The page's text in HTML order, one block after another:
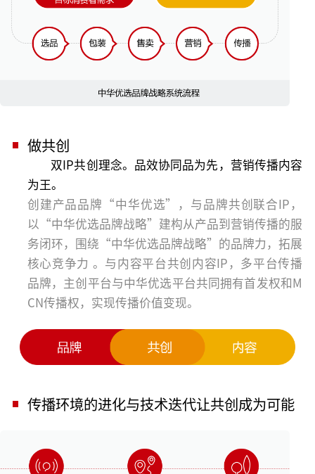
做共创
双IP共创理念。品效协同品为先，营销传播内容
为王。
创建产品品牌“中华优选”，与品牌共创联合IP，
以“中华优选品牌战略”建构从产品到营销传播的服
务闭环，围绕“中华优选品牌战略”的品牌力，拓展
核心竞争力 。与内容平台共创内容IP，多平台传播
品牌，主创平台与中华优选平台共同拥有首发权和M
CN传播权，实现传播价值变现。
传播环境的进化与技术迭代让共创成为可能